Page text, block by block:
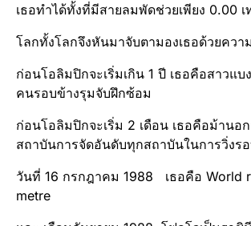
เธอทำได้ทั้งที่มีสายลมพัดช่วยเพียง 0.00
โลกทั้งโลกจึงหันมาจับตามองเธอด้วยควา
ก่อนโอลิมปิกจะเริ่มเกิน 1 ปี เธอคือสาวแบ
คนรอบข้างรุมจับฝึกซ้อม
ก่อนโอลิมปิกจะเริ่ม 2 เดือน เธอคือม้านอ
สถาบันการจัดอันดับ​ทุกสถาบันในการวิ่งร
วันที่ 16 กรกฎาคม​ 1988 เธอคือ World
metre